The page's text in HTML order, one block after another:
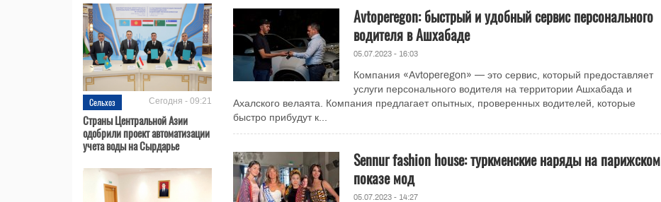
Сельхоз Сегодня - 09:21
Страны Центральной Азии
одобрили проект автоматизации
учета воды на Сырдарье
Avtoperegon: быстрый и удобный сервис персонального
водителя в Ашхабаде
05.07.2023 - 16:03
Компания «Avtoperegon» — это сервис, который предоставляет
услуги персонального водителя на территории Ашхабада и
Ахалского велаята. Компания предлагает опытных, проверенных водителей, которые
быстро прибудут к...
Sennur fashion house: туркменские наряды на парижском
показе мод
05.07.2023 - 14:27